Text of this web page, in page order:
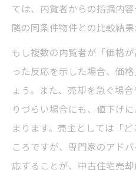
ては、内覧者からの指摘内
隣の同条件物件との比較結果
もし複数の内覧者が「価格
った反応を示した場合、価
ょう。また、売却を急ぐ場
りづらい場合にも、値下げ
まります。売主としては「
ころですが、専門家のアド
応することが、中古住宅売却